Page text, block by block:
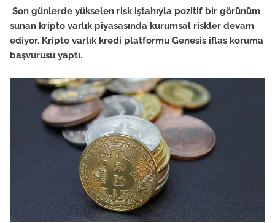
Son günlerde yükselen risk iştahıyla pozitif bir görünüm
sunan kripto varlık piyasasında kurumsal riskler devam
ediyor. Kripto varlık kredi platformu Genesis iflas koruma
başvurusu yaptı.